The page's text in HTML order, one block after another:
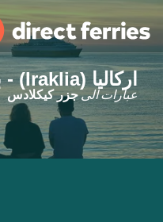
البلدان
تذاكر العبّارة
اركاليا (Iraklia) - باروس (Paros)
عبارات الىجزر كيكلادس